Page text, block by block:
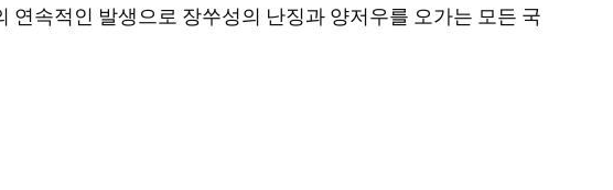
연속적인 발생으로 장쑤성의 난징과 양저우를 오가는 모든 국